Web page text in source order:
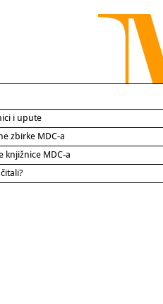
i upute
zbirke MDC-a
knjižnice MDC-a